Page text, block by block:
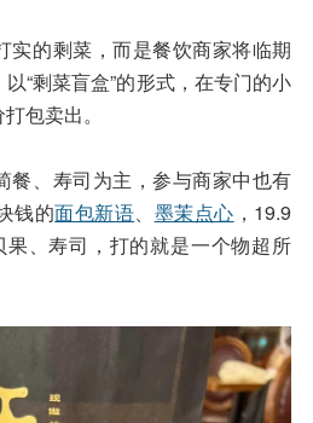
实的剩菜，而是餐饮商家将临期
“剩菜盲盒”的形式，在专门的小
包卖出。
餐、寿司为主，参与商家中也有
钱的面包新语、 墨茉点心 ，19.9
、寿司，打的就是一个物超所